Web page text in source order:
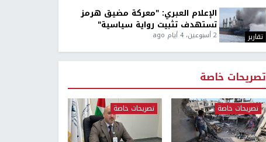
تقارير
الإعلام العبري: "معركة مضيق هرمز
تستهدف تثبيت رواية سياسية"
2 أسبوعين، 4 أيام ago
تصريحات خاصة
تصريحات خاصة تصريحات خاصة